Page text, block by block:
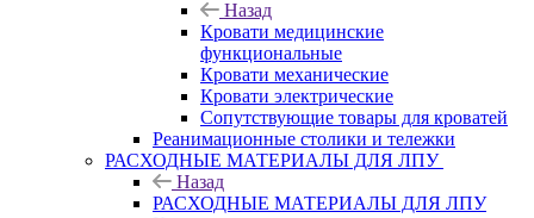
Назад
Кровати медицинские
функциональные
Кровати механические
Кровати электрические
Сопутствующие товары для кроватей
Реанимационные столики и тележки
РАСХОДНЫЕ МАТЕРИАЛЫ ДЛЯ ЛПУ
Назад
РАСХОДНЫЕ МАТЕРИАЛЫ ДЛЯ ЛПУ